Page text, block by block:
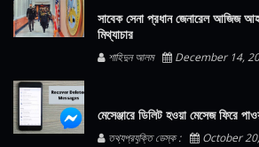
সাবেক সেনা প্রধান জেনারেল আজিজ
মিথ্যাচার
শাহিদুন আলম December 14,
মেসেঞ্জারে ডিলিট হওয়া মেসেজ ফিরে
তথ্যপ্রযুক্তি ডেস্ক : October